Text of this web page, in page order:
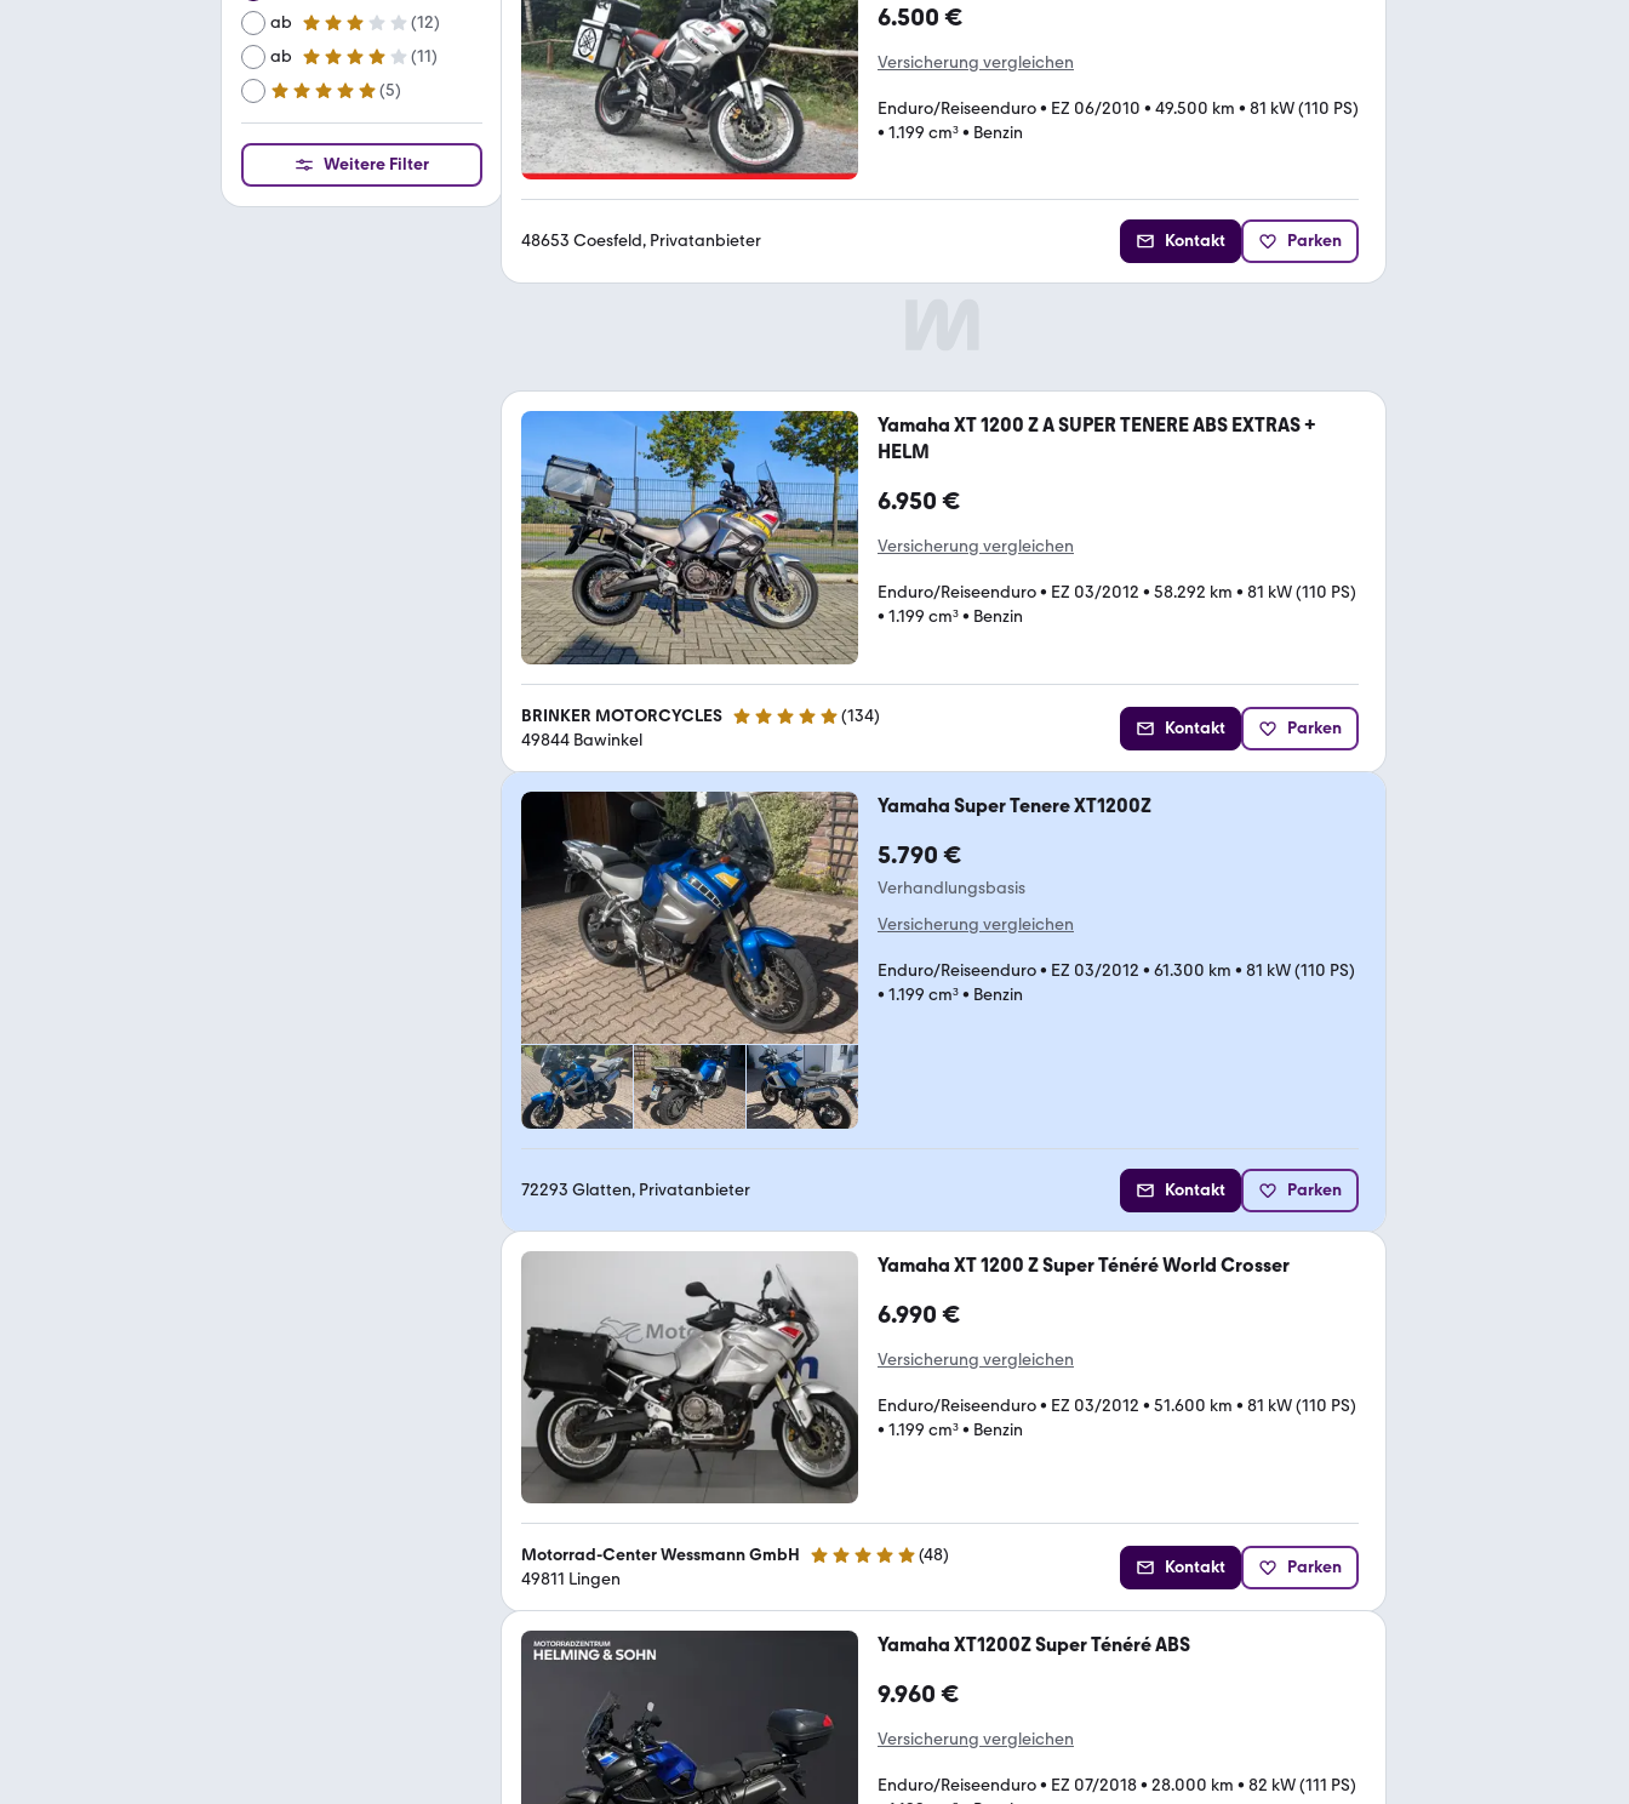
ab
3 Sterne (12)
ab
4 Sterne (11)
ab
5 Sterne (5)
Weitere Filter
6.500 €
Versicherung vergleichen
Enduro/Reiseenduro• EZ 06/2010 • 49.500 km • 81 kW (110 PS)
• 1.199 cm³• Benzin
48653 Coesfeld, Privatanbieter Kontakt Parken
Yamaha XT 1200 Z A SUPER TENERE ABS EXTRAS +
HELM
6.950 €
Versicherung vergleichen
Enduro/Reiseenduro• EZ 03/2012 • 58.292 km • 81 kW (110 PS)
• 1.199 cm³• Benzin
BRINKER MOTORCYCLES 5 Sterne (134)
49844 Bawinkel
Kontakt Parken
Yamaha Super Tenere XT1200Z
5.790 €
Verhandlungsbasis
Versicherung vergleichen
Enduro/Reiseenduro• EZ 03/2012 • 61.300 km • 81 kW (110 PS)
• 1.199 cm³• Benzin
72293 Glatten, Privatanbieter Kontakt Parken
Yamaha XT 1200 Z Super Ténéré World Crosser
6.990 €
Versicherung vergleichen
Enduro/Reiseenduro• EZ 03/2012 • 51.600 km • 81 kW (110 PS)
• 1.199 cm³• Benzin
Motorrad-Center Wessmann GmbH 5 Sterne (48)
49811 Lingen
Kontakt Parken
Yamaha XT1200Z Super Ténéré ABS
9.960 €
Versicherung vergleichen
Enduro/Reiseenduro• EZ 07/2018• 28.000 km • 82 kW (111 PS)